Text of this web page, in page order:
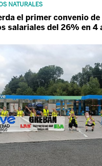
NATURALES
el primer convenio
salariales del 26% en 4